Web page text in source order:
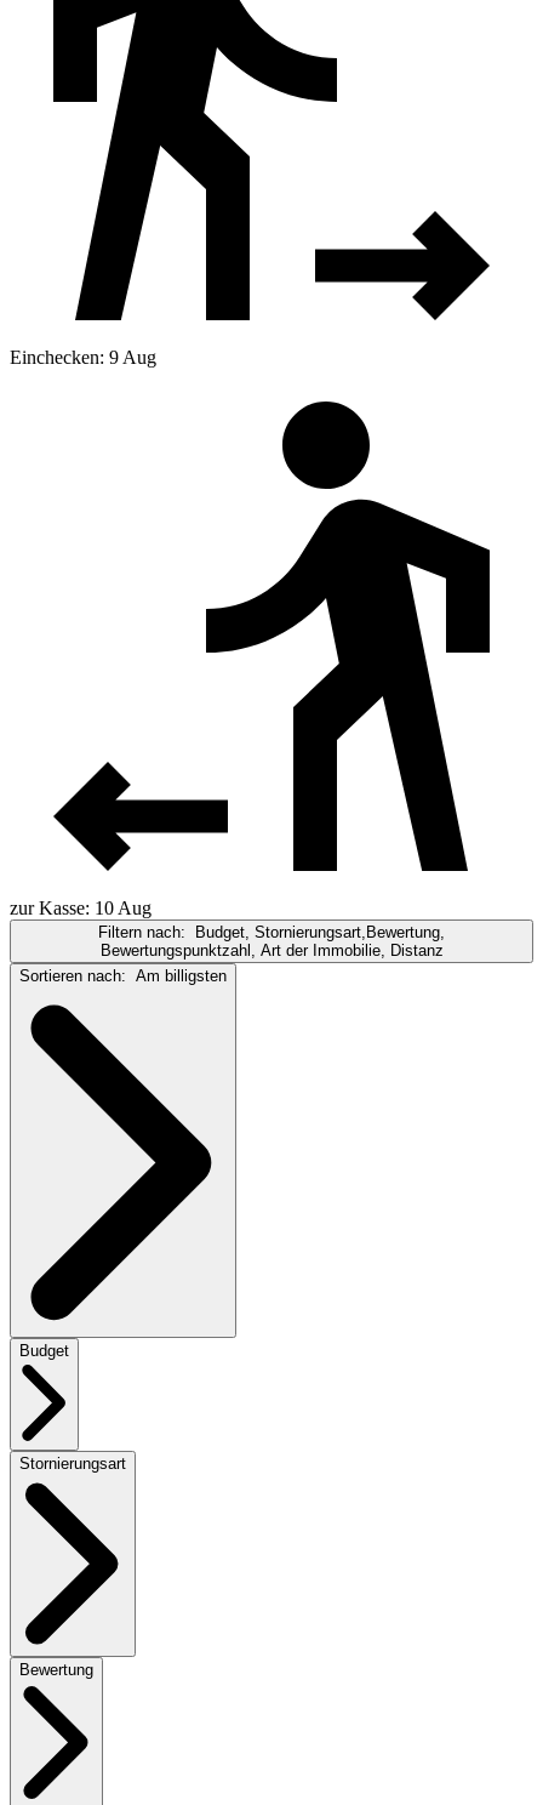
Einchecken: 9 Aug
zur Kasse: 10 Aug
Filtern nach:
Budget, Stornierungsart,Bewertung,
Bewertungspunktzahl, Art der Immobilie, Distanz
Sortieren nach: Am billigsten
Budget
Stornierungsart
Bewertung